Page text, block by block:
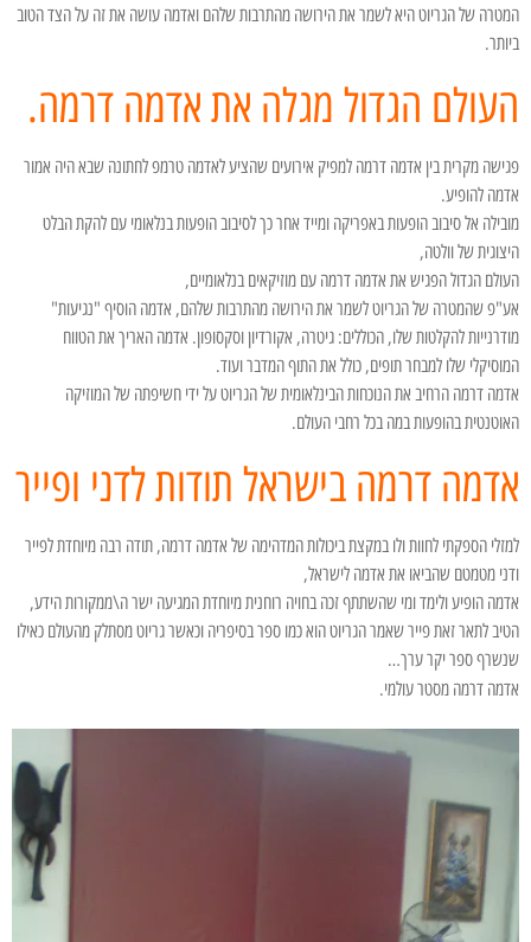
המטרה של הגריוט היא לשמר את הירושה מהתרבות שלהם ואדמה עושה את זה על הצד הטוב
ביותר.
העולם הגדול מגלה את אדמה דרמה.
פגישה מקרית בין אדמה דרמה למפיק אירועים שהציע לאדמה טרמפ לחתונה שבא היה אמור
אדמה להופיע.
מובילה אל סיבוב הופעות באפריקה ומייד אחר כך לסיבוב הופעות בנלאומי עם להקת הבלט
היצוגית של וולטה,
העולם הגדול הפגיש את אדמה דרמה עם מוזיקאים בנלאומיים,
אע"פ שהמטרה של הגריוט לשמר את הירושה מהתרבות שלהם, אדמה הוסיף "נגיעות"
מודרנייות להקלטות שלו, הכוללים: גיטרה, אקורדיון וסקסופון. אדמה האריך את הטווח
המוסיקלי שלו למבחר תופים, כולל את התוף המדבר ועוד.
אדמה דרמה הרחיב את הנוכחות הבינלאומית של הגריוט על ידי חשיפתה של המוזיקה
האוטנטית בהופעות במה בכל רחבי העולם.
אדמה דרמה בישראל תודות לדני ופייר
למזלי הספקתי לחוות ולו במקצת ביכולות המדהימה של אדמה דרמה, תודה רבה מיוחדת לפייר
ודני מטמטם שהביאו את אדמה לישראל,
אדמה הופיע ולימד ומי שהשתתף זכה בחויה רוחנית מיוחדת המגיעה ישר ה\ממקורות הידע,
הטיב לתאר זאת פייר שאמר הגריוט הוא כמו ספר בסיפריה וכאשר גריוט מסתלק מהעולם כאילו
שנשרף ספר יקר ערך…
אדמה דרמה מסטר עולמי.